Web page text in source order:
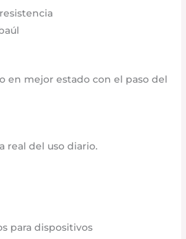
en mejor estado con el paso del
real del uso diario.
para dispositivos